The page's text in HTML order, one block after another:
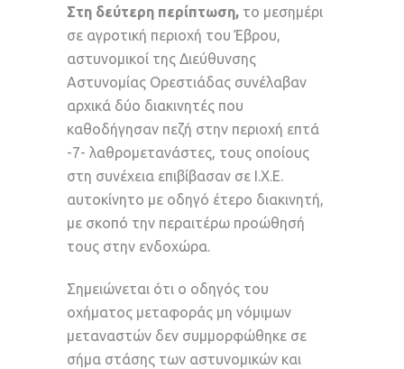
Στη δεύτερη περίπτωση, το μεσημέρι
σε αγροτική περιοχή του Έβρου,
αστυνομικοί της Διεύθυνσης
Αστυνομίας Ορεστιάδας συνέλαβαν
αρχικά δύο διακινητές που
καθοδήγησαν πεζή στην περιοχή επτά
-7- λαθρομετανάστες, τους οποίους
στη συνέχεια επιβίβασαν σε Ι.Χ.Ε.
αυτοκίνητο με οδηγό έτερο διακινητή,
με σκοπό την περαιτέρω προώθησή
τους στην ενδοχώρα.
Σημειώνεται ότι ο οδηγός του
οχήματος μεταφοράς μη νόμιμων
μεταναστών δεν συμμορφώθηκε σε
σήμα στάσης των αστυνομικών και